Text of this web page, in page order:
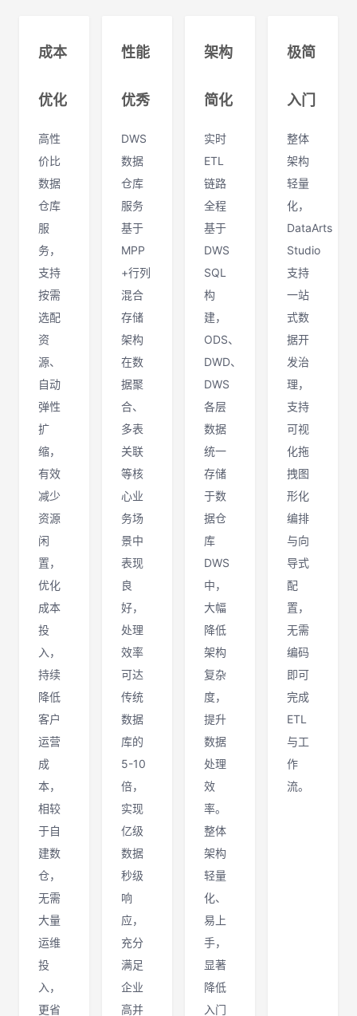
成本
优化
高性
价比
数据
仓库
服
务，
支持
按需
选配
资
源、
自动
弹性
扩
缩，
有效
减少
资源
闲
置，
优化
成本
投
入，
持续
降低
客户
运营
成
本，
相较
于自
建数
仓，
无需
大量
运维
投
入，
更省
性能
优秀
DWS
数据
仓库
服务
基于
MPP
+行列
混合
存储
架构
在数
据聚
合、
多表
关联
等核
心业
务场
景中
表现
良
好，
处理
效率
可达
传统
数据
库的
5-10
倍，
实现
亿级
数据
秒级
响
应，
充分
满足
企业
高并
架构
简化
实时
ETL
链路
全程
基于
DWS
SQL
构
建，
ODS、
DWD、
DWS
各层
数据
统一
存储
于数
据仓
库
DWS
中，
大幅
降低
架构
复杂
度，
提升
数据
处理
效
率。
整体
架构
轻量
化、
易上
手，
显著
降低
入门
极简
入门
整体
架构
轻量
化，
DataArts
Studio
支持
一站
式数
据开
发治
理，
支持
可视
化拖
拽图
形化
编排
与向
导式
配
置，
无需
编码
即可
完成
ETL
与工
作
流。